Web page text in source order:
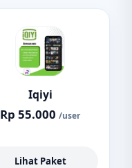
Iqiyi
Rp 55.000/user
Lihat Paket